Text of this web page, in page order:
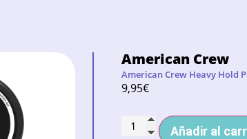
American Crew
American Crew Heavy Hold
9,95€
Añadir al